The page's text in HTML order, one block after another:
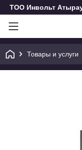
ТОО Инвольт
Товары и услуги